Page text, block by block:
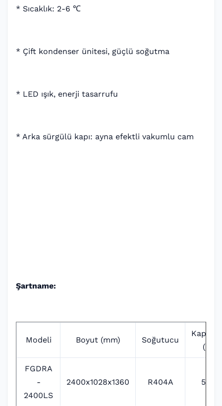
* Sıcaklık: 2-6 ℃
* Çift kondenser ünitesi, güçlü soğutma
* LED ışık, enerji tasarrufu
* Arka sürgülü kapı: ayna efektli vakumlu cam
Şartname:
Modeli Boyut (mm) Soğutucu
(L)
FGDRA
-
2400LS
2400x1028x1360 R404A 565